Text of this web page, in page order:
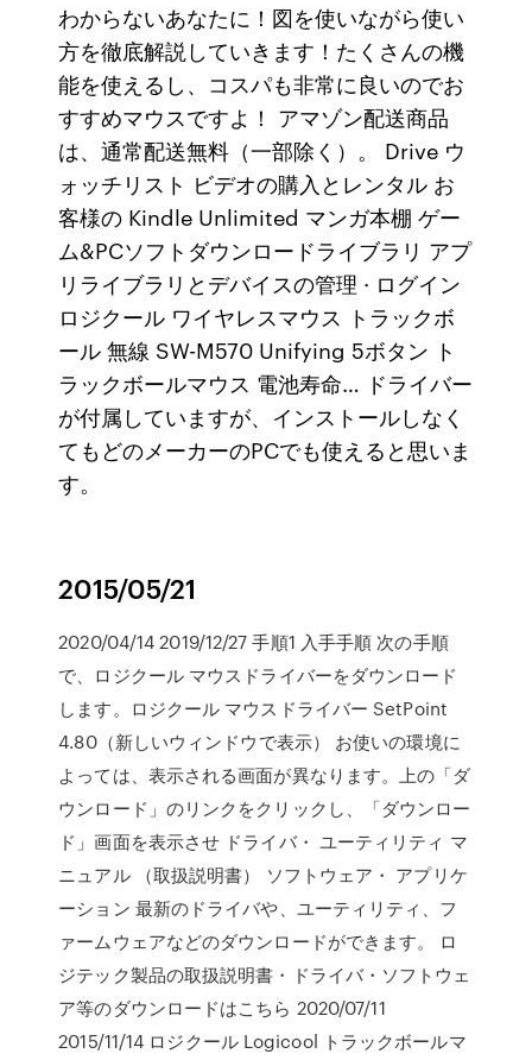
わからないあなたに！図を使いながら使い
方を徹底解説していきます！たくさんの機
能を使えるし、コスパも非常に良いのでお
すすめマウスですよ！ アマゾン配送商品
は、通常配送無料（一部除く）。 Drive ウ
ォッチリスト ビデオの購入とレンタル お
客様の Kindle Unlimited マンガ本棚 ゲー
ム&PCソフトダウンロードライブラリ アプ
リライブラリとデバイスの管理 · ログイン
ロジクール ワイヤレスマウス トラックボ
ール 無線 SW-M570 Unifying 5ボタン ト
ラックボールマウス 電池寿命… ドライバー
が付属していますが、インストールしなく
てもどのメーカーのPCでも使えると思いま
す。
2015/05/21
2020/04/14 2019/12/27 手順1 入手手順 次の手順
で、ロジクール マウスドライバーをダウンロード
します。ロジクール マウスドライバー SetPoint
4.80（新しいウィンドウで表示） お使いの環境に
よっては、表示される画面が異なります。上の「ダ
ウンロード」のリンクをクリックし、「ダウンロー
ド」画面を表示させ ドライバ・ ユーティリティ マ
ニュアル （取扱説明書） ソフトウェア・ アプリケ
ーション 最新のドライバや、ユーティリティ、フ
ァームウェアなどのダウンロードができます。 ロ
ジテック製品の取扱説明書・ドライバ・ソフトウェ
ア等のダウンロードはこちら 2020/07/11
2015/11/14 ロジクール Logicool トラックボールマ